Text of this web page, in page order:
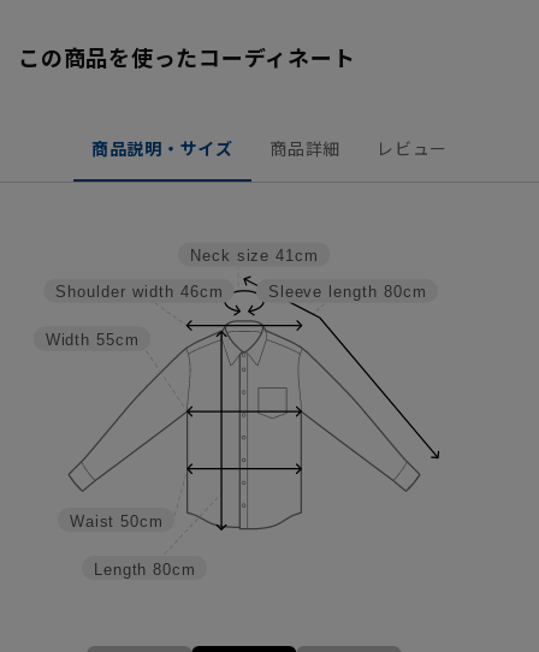
この商品を使ったコーディネート
商品説明・サイズ 商品詳細 レビュー
Sleeve length 80cm
Neck size 41cm
Length 80cm
Waist 50cm
Width 55cm
Shoulder width 46cm